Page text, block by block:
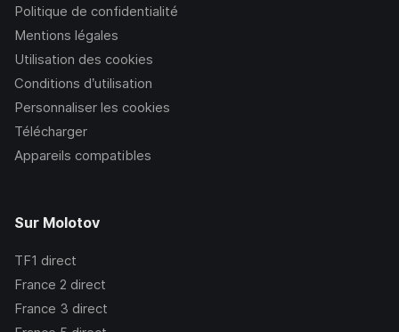
Politique de confidentialité
Mentions légales
Utilisation des cookies
Conditions d’utilisation
Personnaliser les cookies
Télécharger
Appareils compatibles
Sur Molotov
TF1 direct
France 2 direct
France 3 direct